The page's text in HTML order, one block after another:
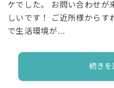
ケでした。 お問い合わせが
しいです！ ご近所様からす
で生活環境が…
続きを